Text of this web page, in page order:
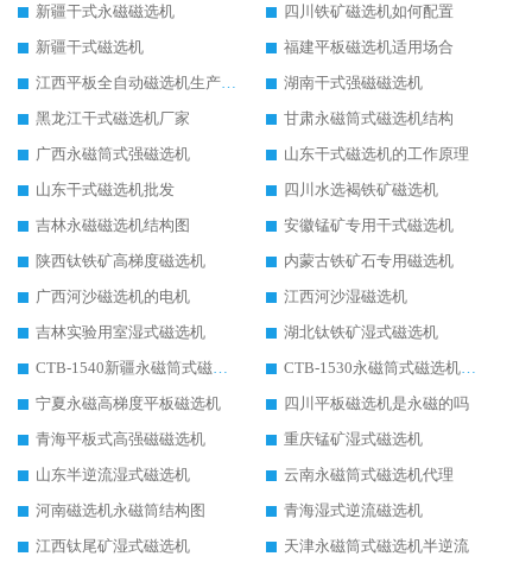
新疆干式永磁磁选机
四川铁矿磁选机如何配置
新疆干式磁选机
福建平板磁选机适用场合
江西平板全自动磁选机生产厂家
湖南干式强磁磁选机
黑龙江干式磁选机厂家
甘肃永磁筒式磁选机结构
广西永磁筒式强磁选机
山东干式磁选机的工作原理
山东干式磁选机批发
四川水选褐铁矿磁选机
吉林永磁磁选机结构图
安徽锰矿专用干式磁选机
陕西钛铁矿高梯度磁选机
内蒙古铁矿石专用磁选机
广西河沙磁选机的电机
江西河沙湿磁选机
吉林实验用室湿式磁选机
湖北钛铁矿湿式磁选机
CTB-1540新疆永磁筒式磁选机
CTB-1530永磁筒式磁选机代理商
宁夏永磁高梯度平板磁选机
四川平板磁选机是永磁的吗
青海平板式高强磁磁选机
重庆锰矿湿式磁选机
山东半逆流湿式磁选机
云南永磁筒式磁选机代理
河南磁选机永磁筒结构图
青海湿式逆流磁选机
江西钛尾矿湿式磁选机
天津永磁筒式磁选机半逆流